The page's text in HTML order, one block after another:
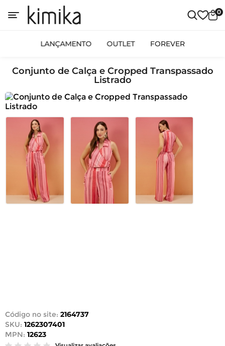
0
LANÇAMENTO OUTLET FOREVER
Conjunto de Calça e Cropped Transpassado
Listrado
Código no site: 2164737
SKU: 1262307401
MPN: 12623